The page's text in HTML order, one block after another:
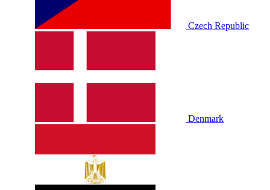
Czech Republic
Denmark